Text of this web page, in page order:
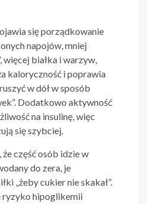
się porządkowanie
napojów, mniej
więcej białka i warzyw,
kaloryczność i poprawia
w dół w sposób
Dodatkowo aktywność
na insulinę, więc
się szybciej.
część osób idzie w
do zera, je
„żeby cukier nie skakał”.
ryzyko hipoglikemii